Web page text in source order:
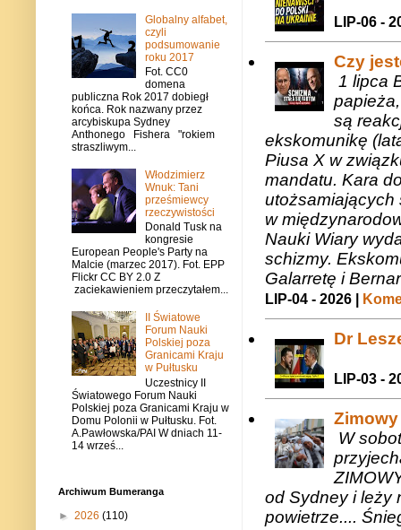
LIP-06 -
Czy
1 lipca
są
ekskomunikę
Piusa X w
mandatu. Kara
utożsamiających
w
Nauki Wiary
schizmy.
Galarretę i
LIP-04 - 2026 |
Dr
LIP-03 -
W
od Sydney i leży
powietrze....
Globalny alfabet,
czyli
podsumowanie
roku 2017
Fot. CC0
domena
publiczna Rok 2017 dobiegł
końca. Rok nazwany przez
arcybiskupa Sydney
Anthonego Fishera "rokiem
straszliwym...
Włodzimierz
Wnuk: Tani
prześmiewcy
rzeczywistości
Donald Tusk na
kongresie
European People's Party na
Malcie (marzec 2017). Fot. EPP
Flickr CC BY 2.0 Z
zaciekawieniem przeczytałem...
II Światowe
Forum Nauki
Polskiej poza
Granicami Kraju
w Pułtusku
Uczestnicy II
Światowego Forum Nauki
Polskiej poza Granicami Kraju w
Domu Polonii w Pułtusku. Fot.
A.Pawłowska/PAI W dniach 11-
14 wrześ...
Archiwum Bumeranga
► 2026 (110)